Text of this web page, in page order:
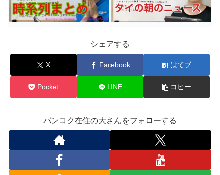
シェアする
X Facebook はてブ
Pocket LINE コピー
バンコク在住の大さんをフォローする